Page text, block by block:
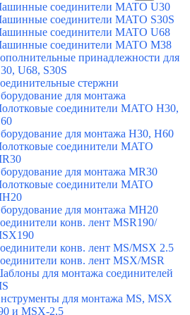
соединители MATO U30
соединители MATO S30S
соединители MATO U68
соединители MATO M38
принадлежности для
U68, S30S
стержни
для монтажа
соединители MATO H30,
для монтажа H30, H60
соединители MATO
для монтажа MR30
соединители MATO
для монтажа MH20
конв. лент MSR190/
конв. лент MS/MSX 2.5
конв. лент MSX/MSR
для монтажа соединителей
для монтажа MS, MSX
и MSX-2,5